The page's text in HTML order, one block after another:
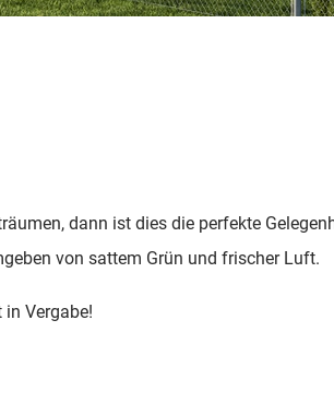
dann ist dies die perfekte
von sattem Grün und frischer Luft.
Vergabe!